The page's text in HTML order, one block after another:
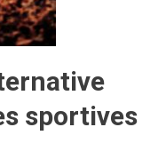
sportives